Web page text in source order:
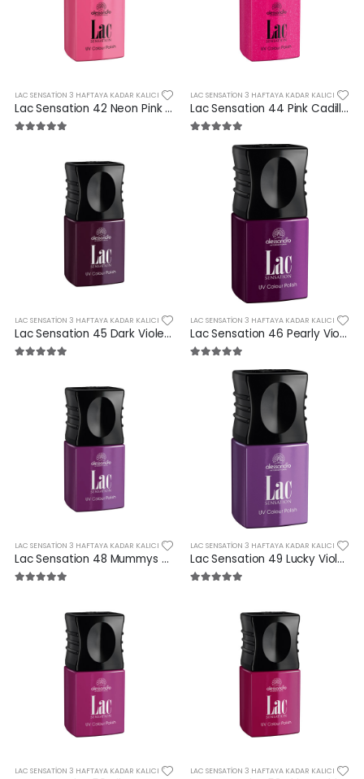
LAC SENSATION 3 HAFTAYA KADAR KALICI
Lac Sensation 42 Neon Pink 10 ml
LAC SENSATION 3 HAFTAYA KADAR KALICI
Lac Sensation 44 Pink Cadillac 10 ml
LAC SENSATION 3 HAFTAYA KADAR KALICI
Lac Sensation 45 Dark Violet 10 ml
LAC SENSATION 3 HAFTAYA KADAR KALICI
Lac Sensation 46 Pearly Violet 10 ml
LAC SENSATION 3 HAFTAYA KADAR KALICI
Lac Sensation 48 Mummys Plumpie 10 ml
LAC SENSATION 3 HAFTAYA KADAR KALICI
Lac Sensation 49 Lucky Violet 10 ml
LAC SENSATION 3 HAFTAYA KADAR KALICI LAC SENSATION 3 HAFTAYA KADAR KALICI